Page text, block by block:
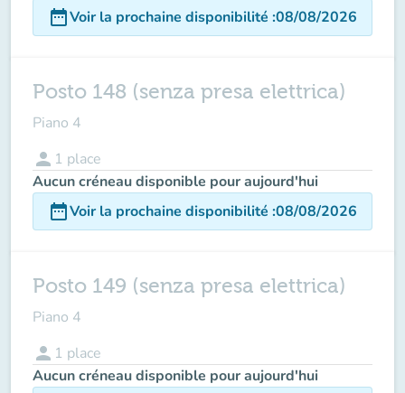
date_rangeVoir la prochaine disponibilité :08/08/2026
Posto 148 (senza presa elettrica)
Piano 4
person 1 place
Aucun créneau disponible pour aujourd'hui
date_rangeVoir la prochaine disponibilité :08/08/2026
Posto 149 (senza presa elettrica)
Piano 4
person 1 place
Aucun créneau disponible pour aujourd'hui